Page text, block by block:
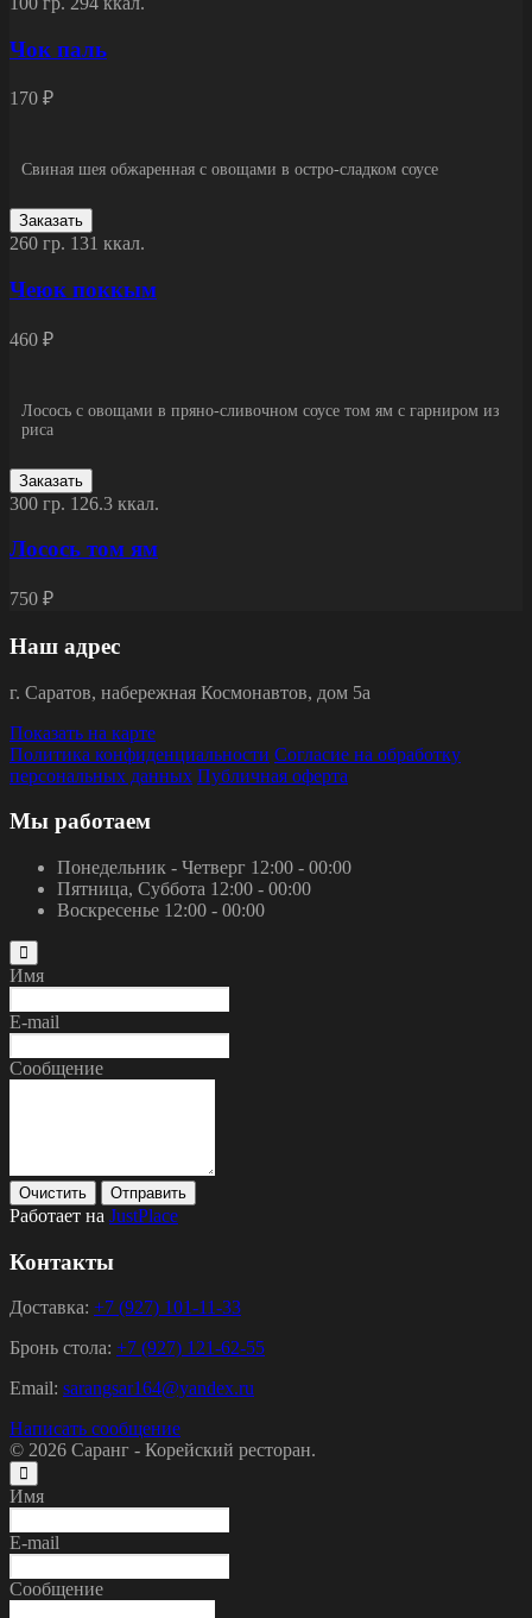
Чок паль
170 ₽
Свиная шея обжаренная с овощами в остро-сладком соусе
Заказать
260 гр. 131 ккал.
Чеюк поккым
460 ₽
Лосось с овощами в пряно-сливочном соусе том ям с гарниром из
риса
Заказать
300 гр. 126.3 ккал.
Лосось том ям
750 ₽
Наш адрес
г. Саратов, набережная Космонавтов, дом 5а
Показать на карте
Политика конфиденциальности Согласие на обработку
персональных данных Публичная оферта
Мы работаем
Понедельник - Четверг 12:00 - 00:00
Пятница, Суббота 12:00 - 00:00
Воскресенье 12:00 - 00:00
Имя
E-mail
Сообщение
Очистить Отправить
Работает на JustPlace
Контакты
Доставка: +7 (927) 101-11-33
Бронь стола: +7 (927) 121-62-55
Email: sarangsar164@yandex.ru
Написать сообщение
© 2026 Саранг - Корейский ресторан.
Имя
E-mail
Сообщение